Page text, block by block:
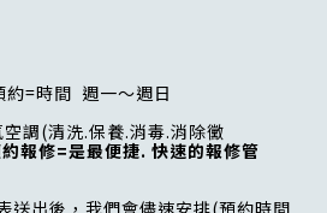
約=時間 週一～週日
調(清洗.保養.消毒.消除黴
報修=是最便捷. 快速的報修管